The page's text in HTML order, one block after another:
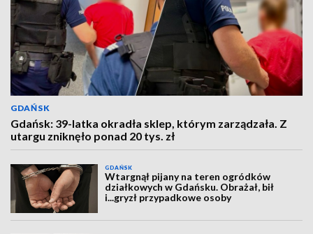
GDAŃSK
Gdańsk: 39-latka okradła sklep, którym zarządzała. Z
utargu zniknęło ponad 20 tys. zł
GDAŃSK
Wtargnął pijany na teren ogródków
działkowych w Gdańsku. Obrażał, bił
i...gryzł przypadkowe osoby